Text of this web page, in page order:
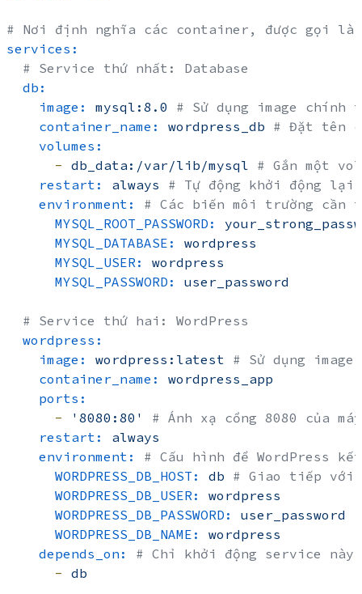
# Nơi định nghĩa các container, được gọi
services:
# Service thứ nhất: Database
db:
image:
mysql:8.0
# Sử dụng image chính
container_name:
wordpress_db # Đặt tên
volumes:
- db_data:/var/lib/mysql # Gắn một
restart:
always
# Tự động khởi động lại
environment:
# Các biến môi trường cần
MYSQL_ROOT_PASSWORD:
MYSQL_DATABASE:
wordpress
MYSQL_USER:
wordpress
MYSQL_PASSWORD:
user_password
# Service thứ hai: WordPress
wordpress:
image:
wordpress:latest # Sử dụng image
container_name:
wordpress_app
ports:
-
'8080:80'
# Ánh xạ cổng 8080 của
restart:
always
environment:
# Cấu hình để WordPress
WORDPRESS_DB_HOST:
db # Giao tiếp với
WORDPRESS_DB_USER:
wordpress
WORDPRESS_DB_PASSWORD:
user_password
WORDPRESS_DB_NAME:
wordpress
depends_on:
# Chỉ khởi động service này
- db